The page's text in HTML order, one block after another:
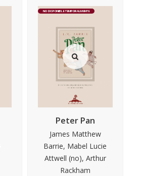
NO DISPONIBLE TEMPORALMENTE
Peter Pan
James Matthew
Barrie, Mabel Lucie
Attwell (no), Arthur
Rackham